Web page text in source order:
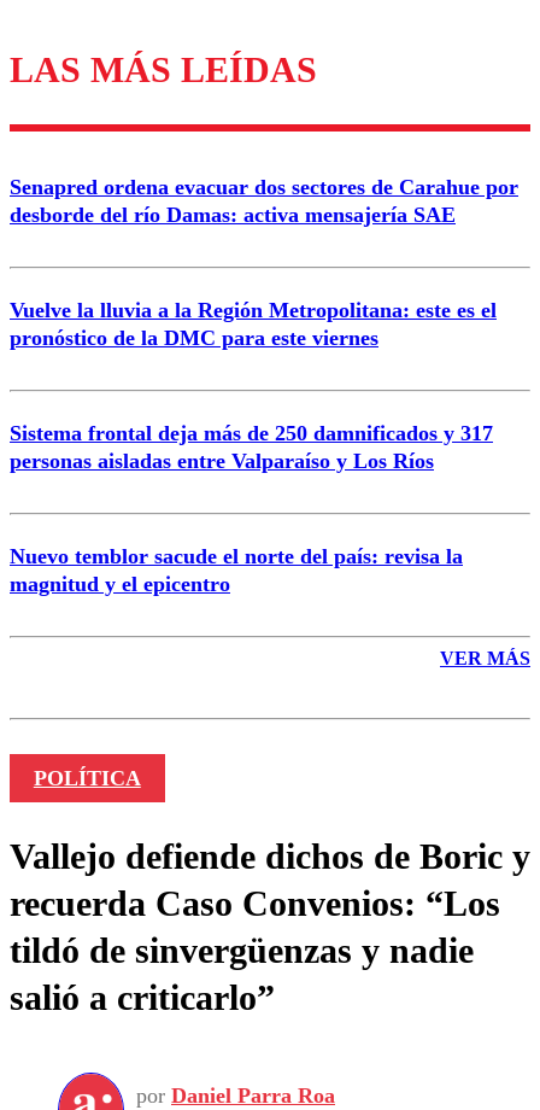
Los comentarios son moderados para garantizar un
diálogo respetuoso.
Nombre
Correo
Enviar comentario
LAS MÁS LEÍDAS
Senapred ordena evacuar dos sectores de Carahue por
desborde del río Damas: activa mensajería SAE
Vuelve la lluvia a la Región Metropolitana: este es el
pronóstico de la DMC para este viernes
Sistema frontal deja más de 250 damnificados y 317
personas aisladas entre Valparaíso y Los Ríos
Nuevo temblor sacude el norte del país: revisa la
magnitud y el epicentro
VER MÁS
POLÍTICA
Vallejo defiende dichos de Boric y
recuerda Caso Convenios: “Los
tildó de sinvergüenzas y nadie
salió a criticarlo”
por Daniel Parra Roa